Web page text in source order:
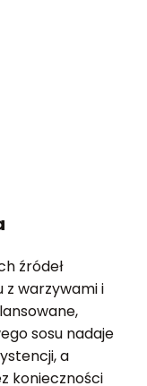
źródeł
z warzywami i
sosu nadaje
a
konieczności